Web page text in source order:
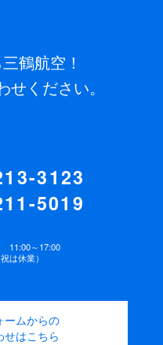
鶴航空！
ください。
3123
5019
11:00～17:00
は休業）
ームからの
せはこちら